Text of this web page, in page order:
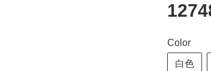
Color
白色